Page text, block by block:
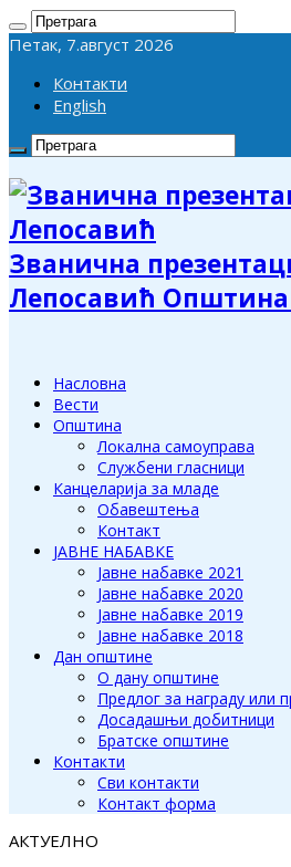
Петак, 7.август 2026
Контакти
English
Званична
Лепосавић
Насловна
Вести
Општина
Локална самоуправа
Службени гласници
Канцеларија за младе
Обавештења
Контакт
ЈАВНЕ НАБАВКЕ
Јавне набавке 2021
Јавне набавке 2020
Јавне набавке 2019
Јавне набавке 2018
Дан општине
О дану општине
Предлог за награду или
Досадашњи добитници
Братске општине
Контакти
Сви контакти
Контакт форма
АКТУЕЛНО